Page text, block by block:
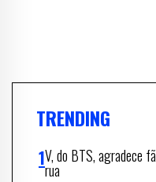
TRENDING
V, do BTS, agradece
rua